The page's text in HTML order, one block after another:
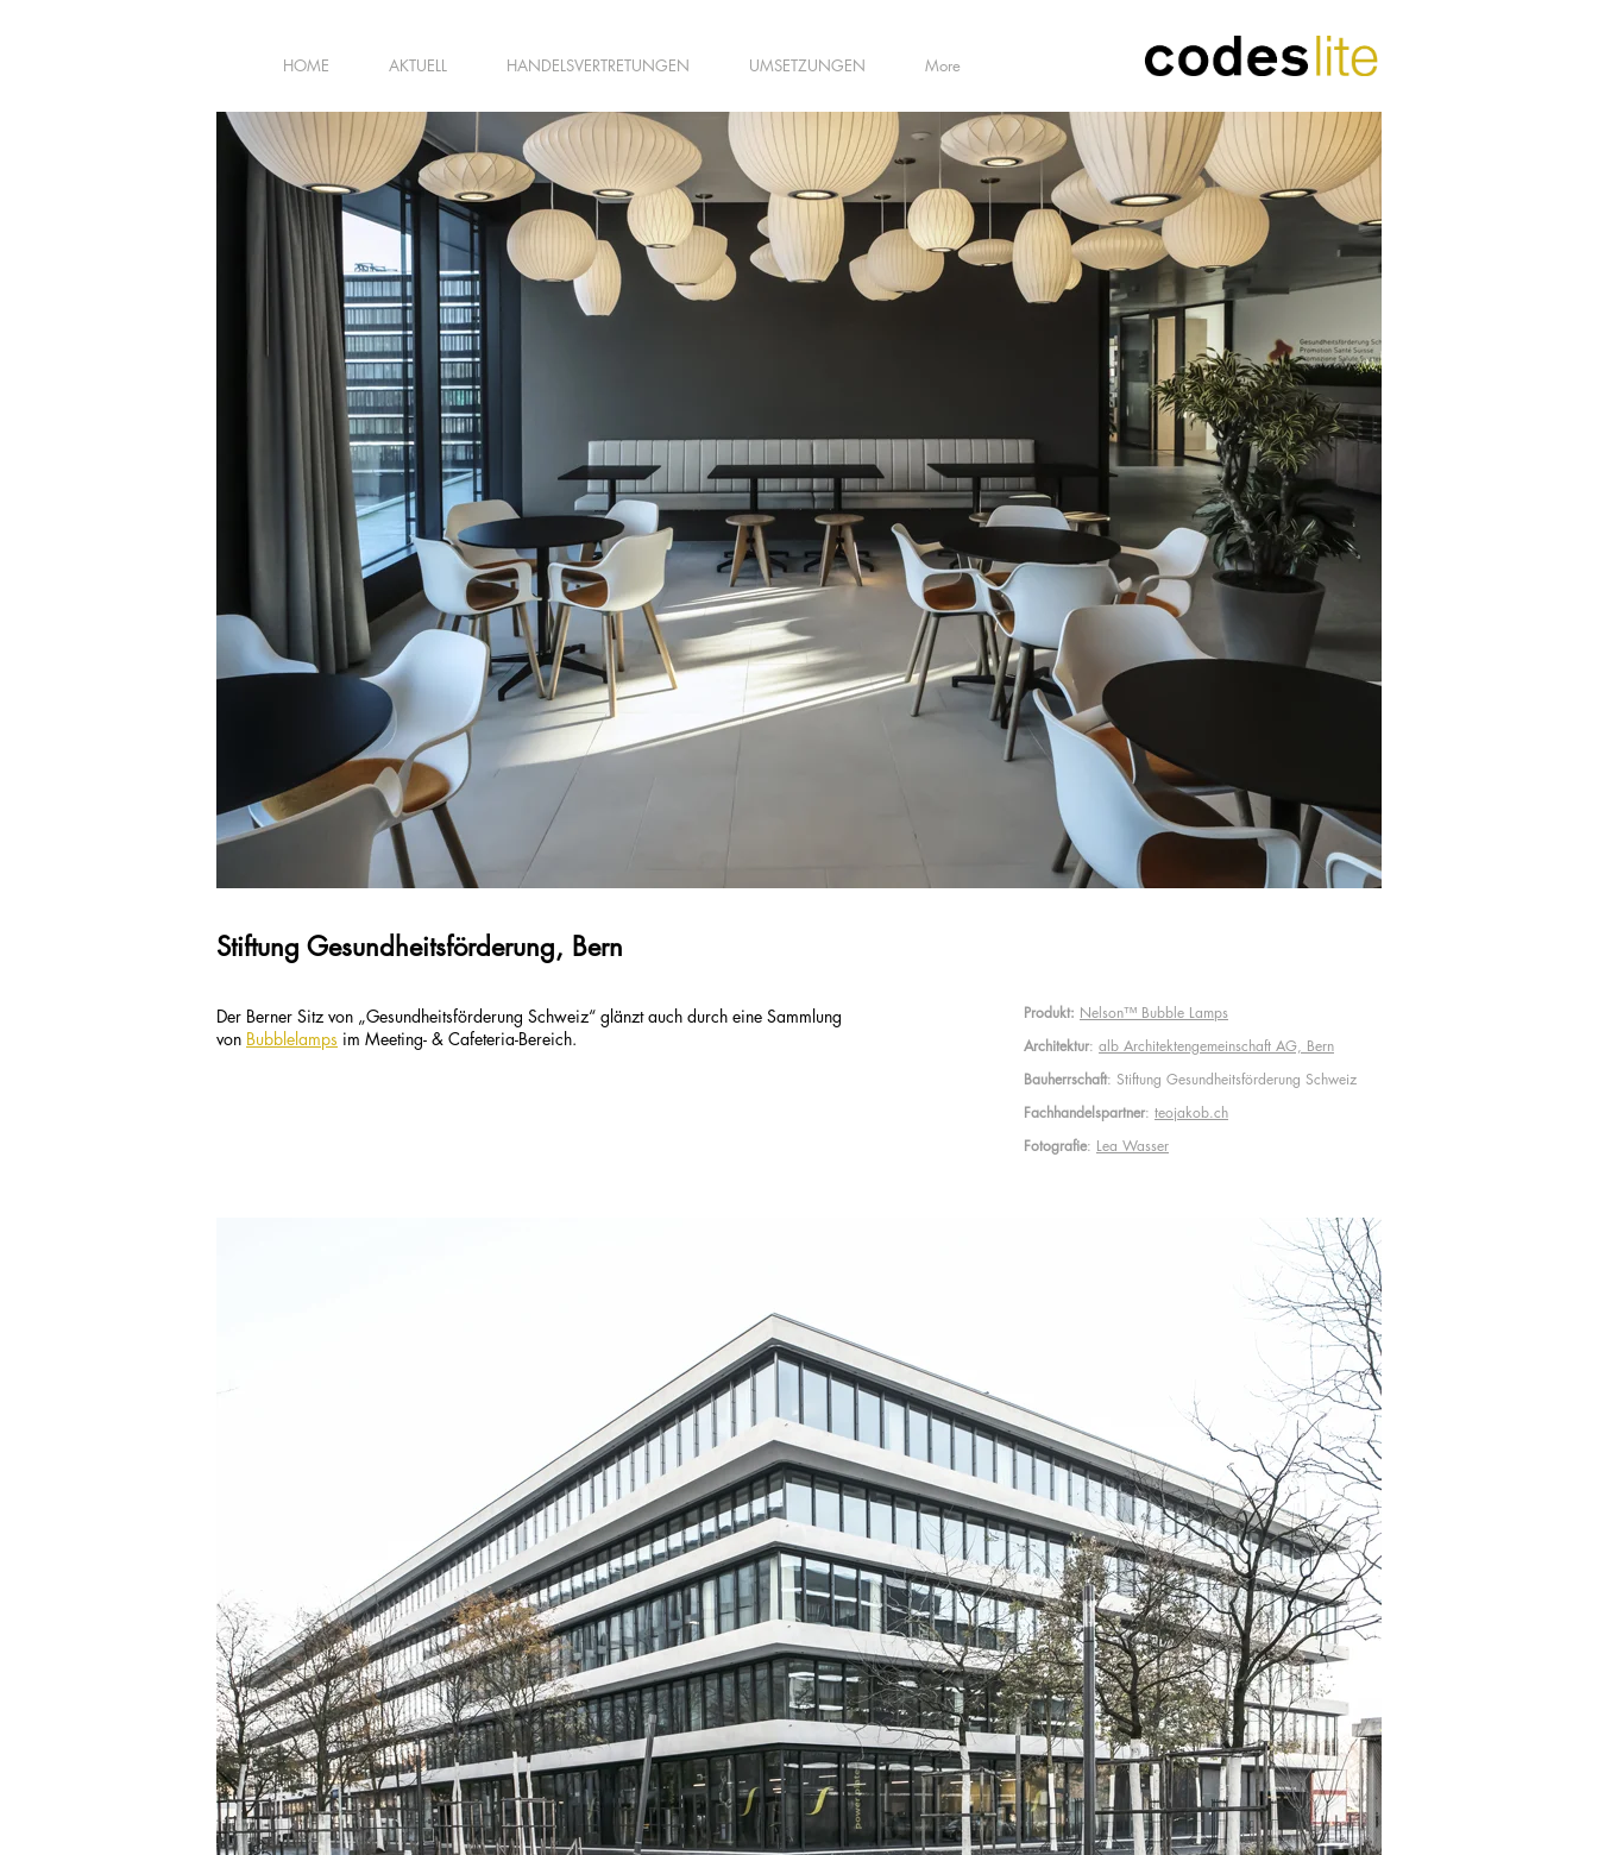
HOME AKTUELL HANDELSVERTRETUNGEN UMSETZUNGEN More
Stiftung Gesundheitsförderung, Bern
Der Berner Sitz von „Gesundheitsförderung Schweiz“ glänzt auch durch eine Sammlung
von Bubblelamps im Meeting- & Cafeteria-Bereich.
Produkt: Nelson™ Bubble Lamps
Architektur: alb Architektengemeinschaft AG, Bern
Bauherrschaft: Stiftung Gesundheitsförderung Schweiz
Fachhandelspartner: teojakob.ch
Fotografie: Lea Wasser